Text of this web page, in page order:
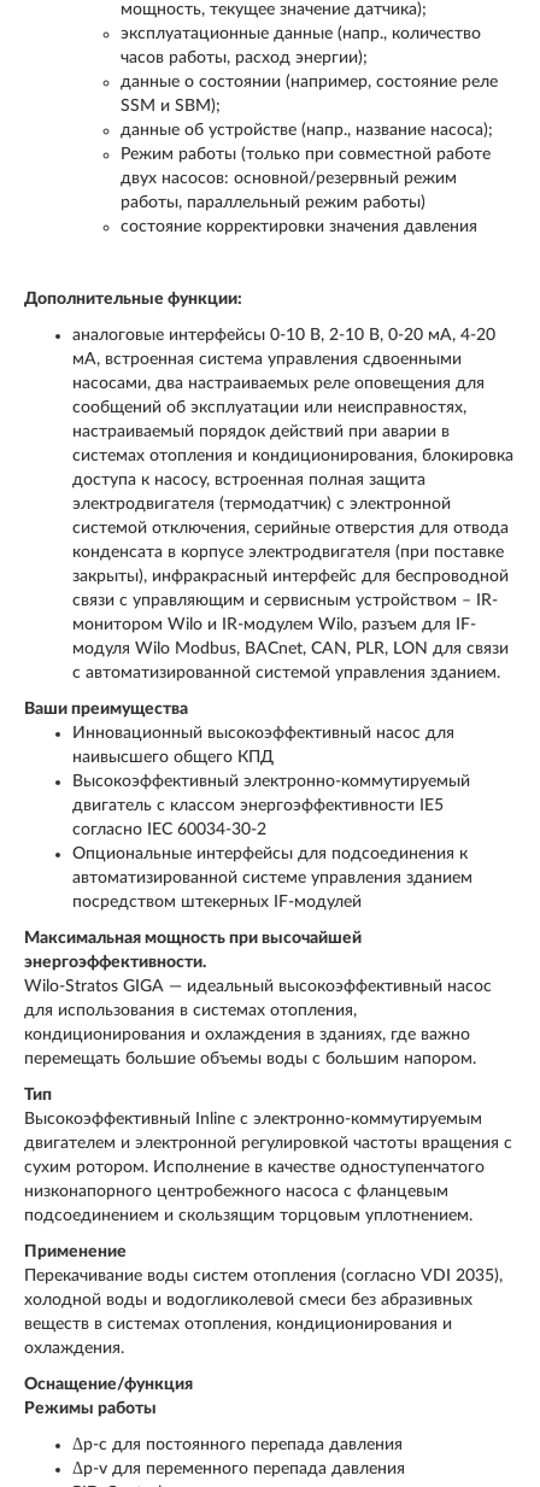
мощность, текущее значение датчика);
эксплуатационные данные (напр., количество
часов работы, расход энергии);
данные о состоянии (например, состояние реле
SSM и SBM);
данные об устройстве (напр., название насоса);
Режим работы (только при совместной работе
двух насосов: основной/резервный режим
работы, параллельный режим работы)
состояние корректировки значения давления
Дополнительные функции:
аналоговые интерфейсы 0-10 В, 2-10 В, 0-20 мА, 4-20
мА, встроенная система управления сдвоенными
насосами, два настраиваемых реле оповещения для
сообщений об эксплуатации или неисправностях,
настраиваемый порядок действий при аварии в
системах отопления и кондиционирования, блокировка
доступа к насосу, встроенная полная защита
электродвигателя (термодатчик) с электронной
системой отключения, серийные отверстия для отвода
конденсата в корпусе электродвигателя (при поставке
закрыты), инфракрасный интерфейс для беспроводной
связи с управляющим и сервисным устройством – IR-
монитором Wilo и IR-модулем Wilo, разъем для IF-
модуля Wilo Modbus, BACnet, CAN, PLR, LON для связи
с автоматизированной системой управления зданием.
Ваши преимущества
Инновационный высокоэффективный насос для
наивысшего общего КПД
Высокоэффективный электронно-коммутируемый
двигатель с классом энергоэффективности IE5
согласно IEC 60034-30-2
Опциональные интерфейсы для подсоединения к
автоматизированной системе управления зданием
посредством штекерных IF-модулей
Максимальная мощность при высочайшей
энергоэффективности.
Wilo-Stratos GIGA — идеальный высокоэффективный насос
для использования в системах отопления,
кондиционирования и охлаждения в зданиях, где важно
перемещать большие объемы воды с большим напором.
Тип
Высокоэффективный Inline с электронно-коммутируемым
двигателем и электронной регулировкой частоты вращения с
сухим ротором. Исполнение в качестве одноступенчатого
низконапорного центробежного насоса с фланцевым
подсоединением и скользящим торцовым уплотнением.
Применение
Перекачивание воды систем отопления (согласно VDI 2035),
холодной воды и водогликолевой смеси без абразивных
веществ в системах отопления, кондиционирования и
охлаждения.
Оснащение/функция
Режимы работы
Δp-c для постоянного перепада давления
Δp-v для переменного перепада давления